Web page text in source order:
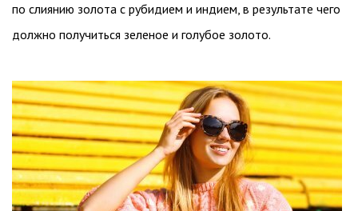
по слиянию золота с рубидием и индием, в результате чего
должно получиться зеленое и голубое золото.